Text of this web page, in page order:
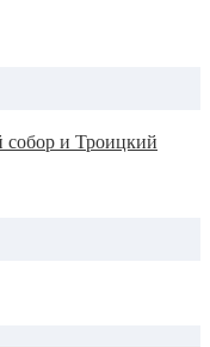
собор и Троицкий